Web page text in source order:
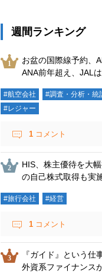
週間ランキング
お盆の国際線予約、
ANA前年超え、JAL
#航空会社 #調査・分析・統
#レジャー
1 コメント
HIS、株主優待を大
の自己株式取得も実
#旅行会社 #経営
1 コメント
『ガイド』という仕
外資系ファイナンス